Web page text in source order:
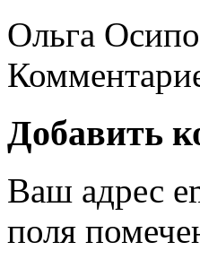
Ольга
Добавить
Ваш адрес
поля